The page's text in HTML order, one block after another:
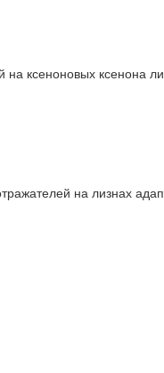
ксеноновых ксенона
на лизнах